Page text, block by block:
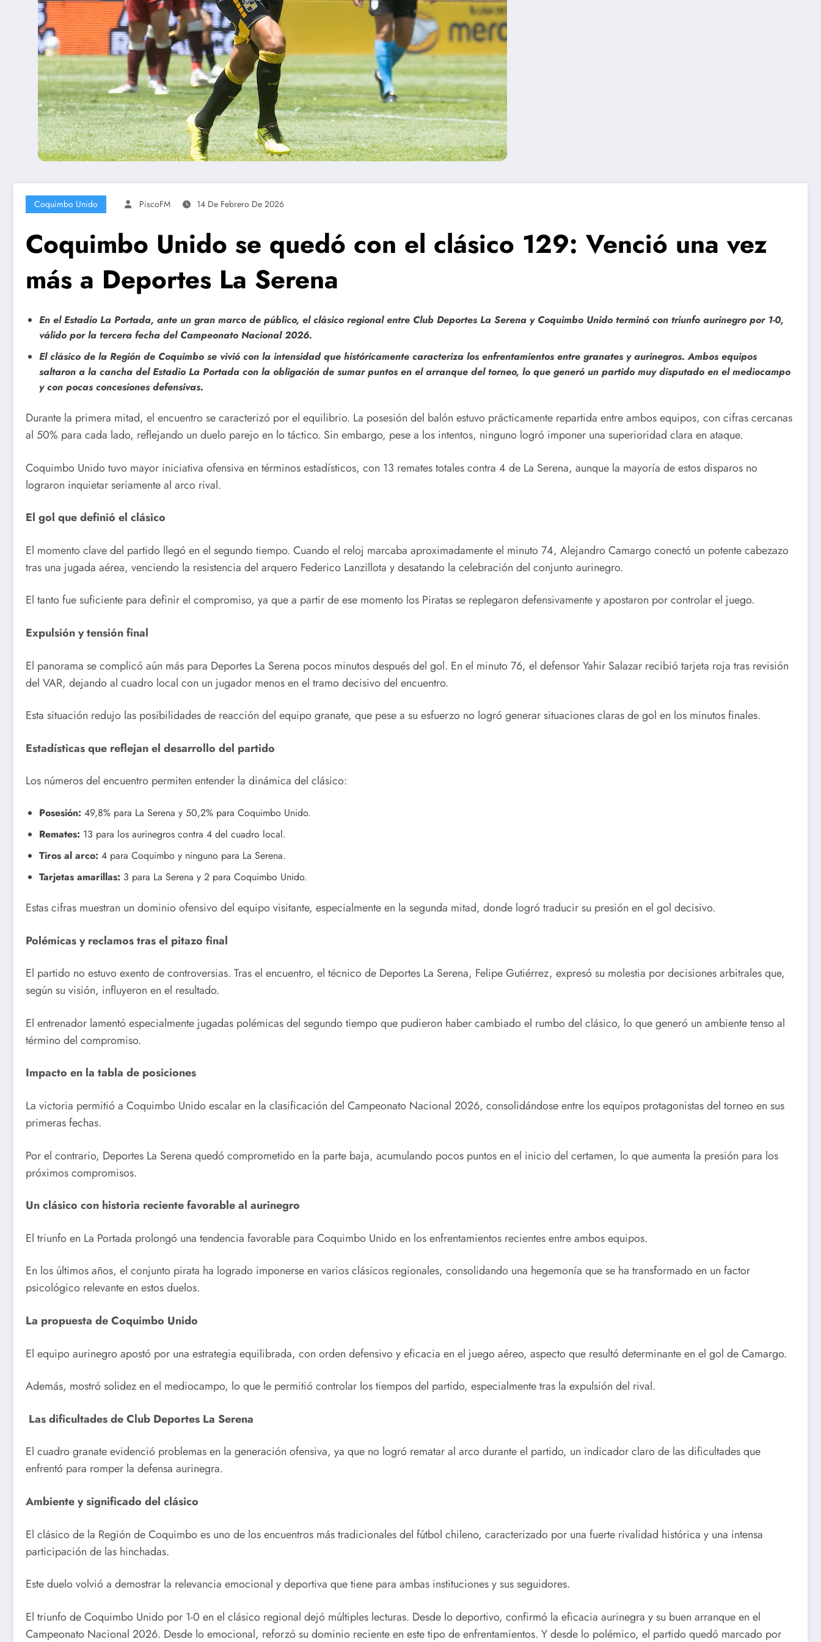
Coquimbo Unido PiscoFM 14 De Febrero De 2026
Coquimbo Unido se quedó con el clásico 129: Venció una vez
más a Deportes La Serena
En el Estadio La Portada, ante un gran marco de público, el clásico regional entre Club Deportes La Serena y Coquimbo Unido terminó con triunfo aurinegro por 1-0,
válido por la tercera fecha del Campeonato Nacional 2026.
El clásico de la Región de Coquimbo se vivió con la intensidad que históricamente caracteriza los enfrentamientos entre granates y aurinegros. Ambos equipos
saltaron a la cancha del Estadio La Portada con la obligación de sumar puntos en el arranque del torneo, lo que generó un partido muy disputado en el mediocampo
y con pocas concesiones defensivas.
Durante la primera mitad, el encuentro se caracterizó por el equilibrio. La posesión del balón estuvo prácticamente repartida entre ambos equipos, con cifras cercanas
al 50% para cada lado, reflejando un duelo parejo en lo táctico. Sin embargo, pese a los intentos, ninguno logró imponer una superioridad clara en ataque.
Coquimbo Unido tuvo mayor iniciativa ofensiva en términos estadísticos, con 13 remates totales contra 4 de La Serena, aunque la mayoría de estos disparos no
lograron inquietar seriamente al arco rival.
El gol que definió el clásico
El momento clave del partido llegó en el segundo tiempo. Cuando el reloj marcaba aproximadamente el minuto 74, Alejandro Camargo conectó un potente cabezazo
tras una jugada aérea, venciendo la resistencia del arquero Federico Lanzillota y desatando la celebración del conjunto aurinegro.
El tanto fue suficiente para definir el compromiso, ya que a partir de ese momento los Piratas se replegaron defensivamente y apostaron por controlar el juego.
Expulsión y tensión final
El panorama se complicó aún más para Deportes La Serena pocos minutos después del gol. En el minuto 76, el defensor Yahir Salazar recibió tarjeta roja tras revisión
del VAR, dejando al cuadro local con un jugador menos en el tramo decisivo del encuentro.
Esta situación redujo las posibilidades de reacción del equipo granate, que pese a su esfuerzo no logró generar situaciones claras de gol en los minutos finales.
Estadísticas que reflejan el desarrollo del partido
Los números del encuentro permiten entender la dinámica del clásico:
Posesión: 49,8% para La Serena y 50,2% para Coquimbo Unido.
Remates: 13 para los aurinegros contra 4 del cuadro local.
Tiros al arco: 4 para Coquimbo y ninguno para La Serena.
Tarjetas amarillas: 3 para La Serena y 2 para Coquimbo Unido.
Estas cifras muestran un dominio ofensivo del equipo visitante, especialmente en la segunda mitad, donde logró traducir su presión en el gol decisivo.
Polémicas y reclamos tras el pitazo final
El partido no estuvo exento de controversias. Tras el encuentro, el técnico de Deportes La Serena, Felipe Gutiérrez, expresó su molestia por decisiones arbitrales que,
según su visión, influyeron en el resultado.
El entrenador lamentó especialmente jugadas polémicas del segundo tiempo que pudieron haber cambiado el rumbo del clásico, lo que generó un ambiente tenso al
término del compromiso.
Impacto en la tabla de posiciones
La victoria permitió a Coquimbo Unido escalar en la clasificación del Campeonato Nacional 2026, consolidándose entre los equipos protagonistas del torneo en sus
primeras fechas.
Por el contrario, Deportes La Serena quedó comprometido en la parte baja, acumulando pocos puntos en el inicio del certamen, lo que aumenta la presión para los
próximos compromisos.
Un clásico con historia reciente favorable al aurinegro
El triunfo en La Portada prolongó una tendencia favorable para Coquimbo Unido en los enfrentamientos recientes entre ambos equipos.
En los últimos años, el conjunto pirata ha logrado imponerse en varios clásicos regionales, consolidando una hegemonía que se ha transformado en un factor
psicológico relevante en estos duelos.
La propuesta de Coquimbo Unido
El equipo aurinegro apostó por una estrategia equilibrada, con orden defensivo y eficacia en el juego aéreo, aspecto que resultó determinante en el gol de Camargo.
Además, mostró solidez en el mediocampo, lo que le permitió controlar los tiempos del partido, especialmente tras la expulsión del rival.
Las dificultades de Club Deportes La Serena
El cuadro granate evidenció problemas en la generación ofensiva, ya que no logró rematar al arco durante el partido, un indicador claro de las dificultades que
enfrentó para romper la defensa aurinegra.
Ambiente y significado del clásico
El clásico de la Región de Coquimbo es uno de los encuentros más tradicionales del fútbol chileno, caracterizado por una fuerte rivalidad histórica y una intensa
participación de las hinchadas.
Este duelo volvió a demostrar la relevancia emocional y deportiva que tiene para ambas instituciones y sus seguidores.
El triunfo de Coquimbo Unido por 1-0 en el clásico regional dejó múltiples lecturas. Desde lo deportivo, confirmó la eficacia aurinegra y su buen arranque en el
Campeonato Nacional 2026. Desde lo emocional, reforzó su dominio reciente en este tipo de enfrentamientos. Y desde lo polémico, el partido quedó marcado por